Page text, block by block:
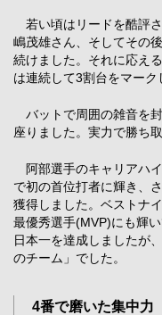
若い頃はリードを酷評
嶋茂雄さん、そしてその
続けました。それに応え
は連続して3割台をマーク
バットで周囲の雑音を
座りました。実力で勝ち
阿部選手のキャリアハ
で初の首位打者に輝き、
獲得しました。ベストナ
最優秀選手(MVP)にも輝
日本一を達成しましたが
のチーム」でした。
4番で磨いた集中力